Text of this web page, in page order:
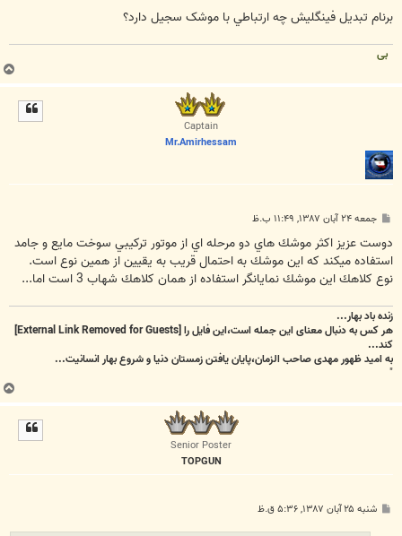
برنام تبديل فينگليش چه ارتباطي با موشک سجيل دارد؟
بی
ب
ا
Captain
Mr.Amirhessam
پ
ت
جمعه ۲۴ آبان ۱۳۸۷, ۱۱:۴۹ ب.ظ
دوست عزيز اكثر موشك هاي دو مرحله اي از موتور تركيبي سوخت مايع و جامد
استفاده ميكند كه اين موشك به احتمال قريب به يقيين از همين نوع است.
نوع كلاهك اين موشك نمايانگر استفاده از همان كلاهك شهاب 3 است اما...
زنده باد بهار...
هر کس به دنبال معنای این جمله است،این فایل را[External Link Removed for Guests]
کند...
به امید ظهور مهدی صاحب الزمان،پایان یافتن زمستان دنیا و شروع بهار انسانیت...
ب
ا
Senior Poster
TOPGUN
پ شنبه ۲۵ آبان ۱۳۸۷, ۵:۳۶ ق.ظ